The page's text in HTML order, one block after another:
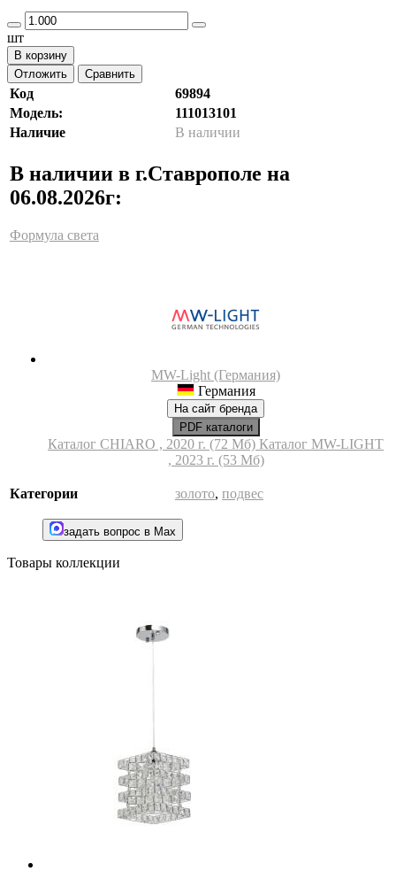
шт
В корзину
Отложить
Сравнить
Код
69894
Модель:
111013101
Наличие
В наличии
В наличии в г.Ставрополе на
06.08.2026г:
Формула света
MW-Light (Германия)
Германия
На сайт бренда
PDF каталоги
Каталог CHIARO , 2020 г. (72 Мб) Каталог MW-LIGHT
, 2023 г. (53 Мб)
Категории золото, подвес
задать вопрос в Max
Товары коллекции